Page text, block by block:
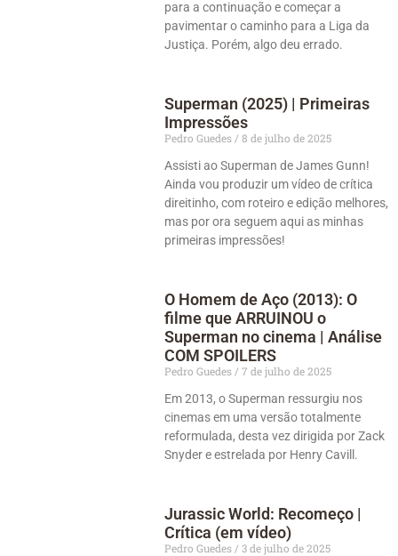
para a continuação e começar a
pavimentar o caminho para a Liga da
Justiça. Porém, algo deu errado.
Superman (2025) | Primeiras
Impressões
Pedro Guedes
8 de julho de 2025
Assisti ao Superman de James Gunn!
Ainda vou produzir um vídeo de crítica
direitinho, com roteiro e edição melhores,
mas por ora seguem aqui as minhas
primeiras impressões!
O Homem de Aço (2013): O
filme que ARRUINOU o
Superman no cinema | Análise
COM SPOILERS
Pedro Guedes
7 de julho de 2025
Em 2013, o Superman ressurgiu nos
cinemas em uma versão totalmente
reformulada, desta vez dirigida por Zack
Snyder e estrelada por Henry Cavill.
Jurassic World: Recomeço |
Crítica (em vídeo)
Pedro Guedes
3 de julho de 2025